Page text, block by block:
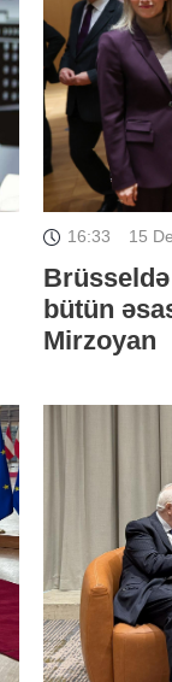
16:33 15
Brüsseldə
bütün
Mirzoyan